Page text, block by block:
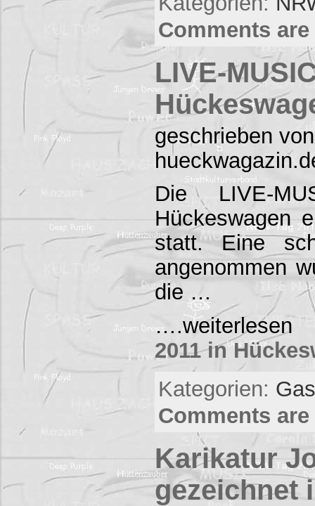
Comments
LIVE-
geschrieben
Die LIVE-
Hückeswagen
statt. Eine
angenommen
die …
2011 in
Kategorien:
Comments
Karikatur
gezeichnet